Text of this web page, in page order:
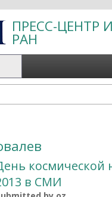
содержанию
ПРЕСС-ЦЕНТР
РАН
космической
в СМИ